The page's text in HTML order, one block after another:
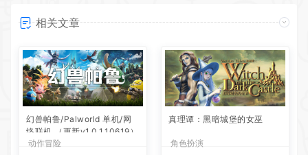
相关文章
幻兽帕鲁/Palworld 单机/网
络联机 （更新v1.0.1.10619）
动作冒险
真理谭：黑暗城堡的女巫
角色扮演